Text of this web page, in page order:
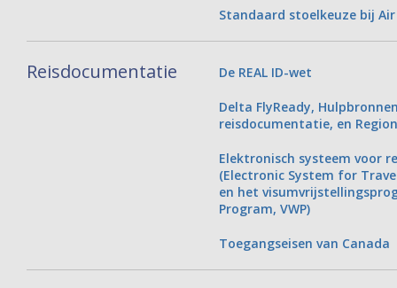
Standaard stoelkeuze bij Air
Reisdocumentatie De REAL ID-wet
Delta FlyReady,
reisdocumentatie, en
Elektronisch systeem voor
(Electronic System for
en het
Program, VWP)
Toegangseisen van Canada